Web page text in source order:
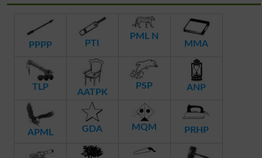
PPPP PTI
PML N
MMA
TLP
AATPK
PSP ANP
APML GDA MQM PRHP